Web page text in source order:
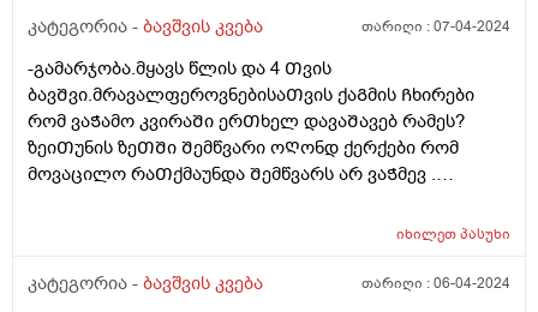
კატეგორია - ბავშვის კვება თარიღი :07-04-2024
-გამარჯობა.მყავს წლის და 4 Თვის
ბავᲨვი.მრავალფეროვნებისაᲗვის ქაᲒმის Ჩხირები
რომ ვაᲭამო კვირაᲨი ერᲗხელ დავაᲨავებ რამეს?
ზეიᲗუნის ზეᲗᲨი Შემწვარი ოᲦონდ ქერქები რომ
მოვაცილო რაᲗქმაუნდა Შემწვარს არ ვაᲭმევ .
იხილეთპასუხი
კატეგორია - ბავშვის კვება თარიღი :06-04-2024